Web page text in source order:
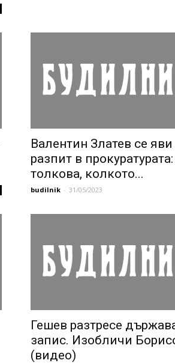
Валентин Златев се яви
разпит в
толкова, колкото...
budilnik - 31/05/2023
Гешев разтресе
запис. Изобличи
(видео)